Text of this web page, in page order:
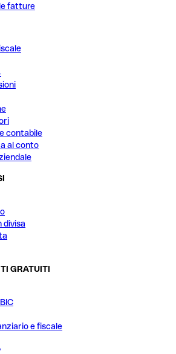
fatture
contabile
al conto
divisa
GRATUITI
e fiscale